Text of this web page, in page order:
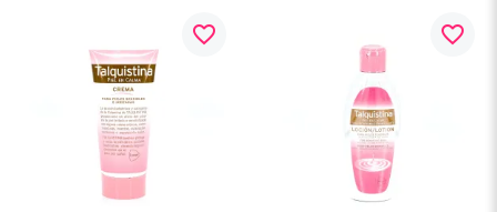
favorite_border favorite_border